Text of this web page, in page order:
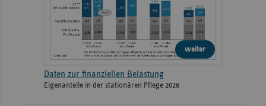
weiter
Daten zur finanziellen Belastung
Eigenanteile in der stationären Pflege 2026